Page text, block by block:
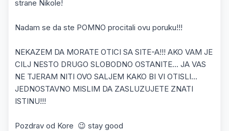
strane Nikole!
Nadam se da ste POMNO procitali ovu poruku!!!
NEKAZEM DA MORATE OTICI SA SITE-A!!! AKO VAM JE
CILJ NESTO DRUGO SLOBODNO OSTANITE... JA VAS
NE TJERAM NITI OVO SALJEM KAKO BI VI OTISLI...
JEDNOSTAVNO MISLIM DA ZASLUZUJETE ZNATI
ISTINU!!!
Pozdrav od Kore 😉 stay good